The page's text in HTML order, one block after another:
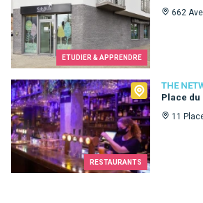
ETUDIER & APPRENDRE
662
RESTAURANTS
THE
Place du
11
The Network